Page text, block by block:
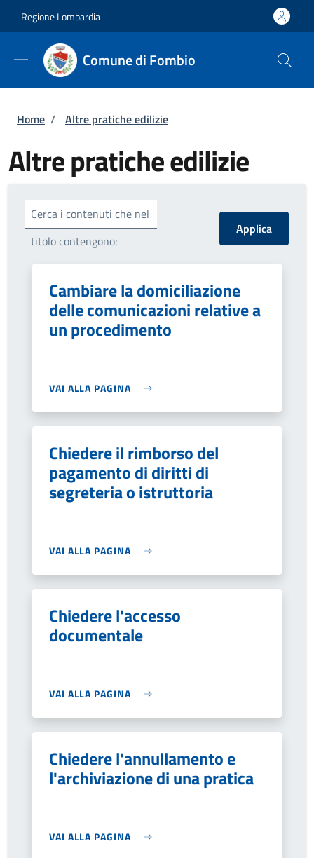
Regione Lombardia
Comune di Fombio
Briciole di pane
Home / Altre pratiche edilizie
Altre pratiche edilizie
Cerca i contenuti che nel
titolo contengono:
Cambiare la domiciliazione
delle comunicazioni relative a
un procedimento
VAI ALLA PAGINA
Chiedere il rimborso del
pagamento di diritti di
segreteria o istruttoria
VAI ALLA PAGINA
Chiedere l'accesso
documentale
VAI ALLA PAGINA
Chiedere l'annullamento e
l'archiviazione di una pratica
VAI ALLA PAGINA